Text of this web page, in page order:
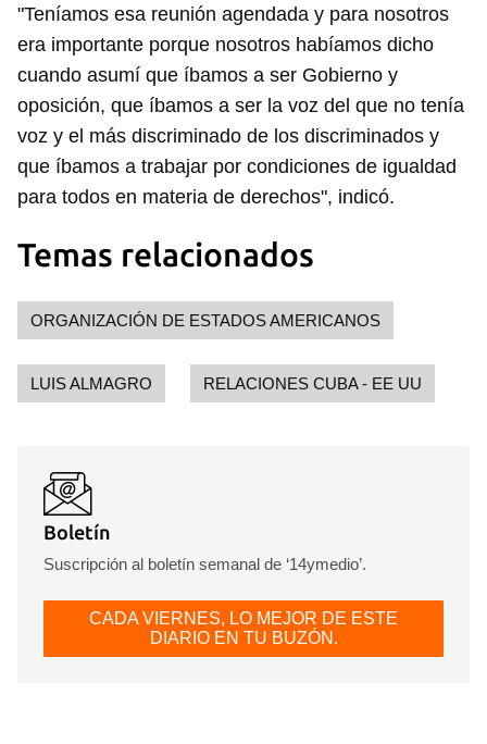
Guardar como favorito
Para poder guardar como favorito, primero has de
iniciar sesión con tu cuenta de 14ymedio.
"Teníamos esa reunión agendada y para nosotros
era importante porque nosotros habíamos dicho
cuando asumí que íbamos a ser Gobierno y
oposición, que íbamos a ser la voz del que no tenía
voz y el más discriminado de los discriminados y
que íbamos a trabajar por condiciones de igualdad
para todos en materia de derechos", indicó.
Temas relacionados
ORGANIZACIÓN DE ESTADOS AMERICANOS
LUIS ALMAGRO RELACIONES CUBA - EE UU
Boletín
Suscripción al boletín semanal de ‘14ymedio’.
CADA VIERNES, LO MEJOR DE ESTE
DIARIO EN TU BUZÓN.